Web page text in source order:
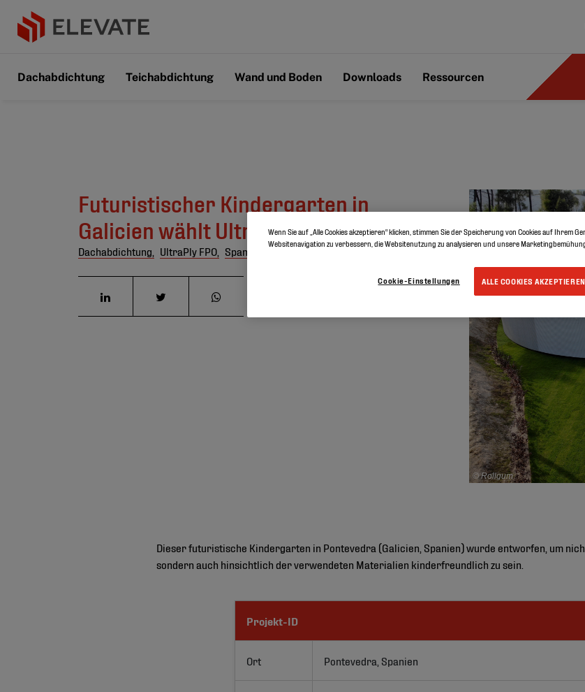
Dachabdichtung Teichabdichtung Wand und Boden Downloads Ressourcen
Futuristischer Kindergarten in
Galicien wählt UltraPly FPO
Dachabdichtung, UltraPly FPO, Spanien
© Rollgum
Dieser futuristische Kindergarten in Pontevedra (Galicien, Spanien) wurde entworfen, um
sondern auch hinsichtlich der verwendeten Materialien kinderfreundlich zu sein.
Projekt-ID
Ort Pontevedra, Spanien
Wenn Sie auf „Alle Cookies akzeptieren“ klicken, stimmen Sie der Speicherung von Cookies auf Ihrem
Websitenavigation zu verbessern, die Websitenutzung zu analysieren und unsere
ALLE COOKIES AKZEPTIEREN
Cookie-Einstellungen